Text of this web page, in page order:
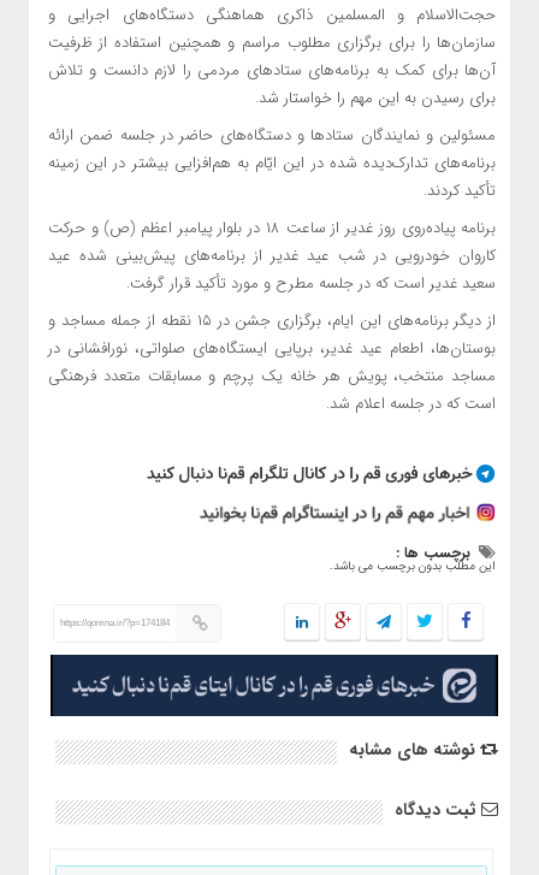
حجت‌الاسلام و المسلمین ذاکری هماهنگی دستگاه‌های اجرایی و
سازمان‌ها را برای برگزاری مطلوب مراسم و همچنین استفاده از ظرفیت
آن‌ها برای کمک به برنامه‌های ستادهای مردمی را لازم دانست و تلاش
برای رسیدن به این مهم را خواستار شد.
مسئولین و نمایندگان ستادها و دستگاه‌های حاضر در جلسه ضمن ارائه
برنامه‌های تدارک‌دیده شده در این ایّام به هم‌افزایی بیشتر در این زمینه
تأکید کردند.
برنامه پیاده‌روی روز غدیر از ساعت ۱۸ در بلوار پیامبر اعظم (ص) و حرکت
کاروان خودرویی در شب عید غدیر از برنامه‌های پیش‌بینی شده عید
سعید غدیر است که در جلسه مطرح و مورد تأکید قرار گرفت.
از دیگر برنامه‌های این ایام، برگزاری جشن در ۱۵ نقطه از جمله مساجد و
بوستان‌ها، اطعام عید غدیر، برپایی ایستگاه‌های صلواتی، نورافشانی در
مساجد منتخب، پویش هر خانه یک پرچم و مسابقات متعدد فرهنگی
است که در جلسه اعلام شد.
برچسب ها :
این مطلب بدون برچسب می باشد.
https://qomna.ir/?p=174184
نوشته های مشابه
ثبت دیدگاه